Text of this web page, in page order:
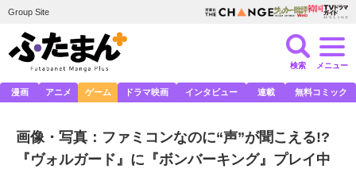
Group Site
検索 メニュー
漫画 アニメ ゲーム ドラマ映画 インタビュー 連載 無料コミック
画像・写真：ファミコンなのに“声”が聞こえる!?
『ヴォルガード』に『ボンバーキング』プレイ中